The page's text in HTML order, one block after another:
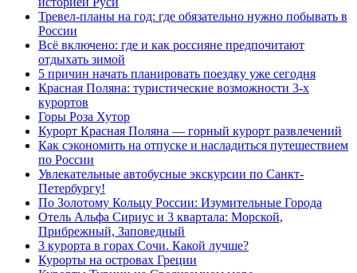
Тревел-планы на год: где обязательно нужно побывать в
России
Всё включено: где и как россияне предпочитают
отдыхать зимой
5 причин начать планировать поездку уже сегодня
Красная Поляна: туристические возможности 3-х
курортов
Горы Роза Хутор
Курорт Красная Поляна — горный курорт развлечений
Как сэкономить на отпуске и насладиться путешествием
по России
Увлекательные автобусные экскурсии по Санкт-
Петербургу!
По Золотому Кольцу России: Изумительные Города
Отель Альфа Сириус и 3 квартала: Морской,
Прибрежный, Заповедный
3 курорта в горах Сочи. Какой лучше?
Курорты на островах Греции